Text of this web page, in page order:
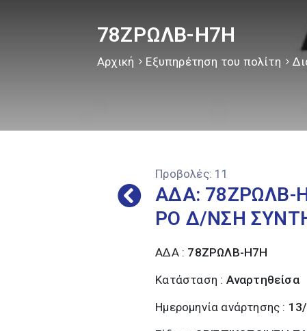
78ΖΡΩΛΒ-Η7Η
Αρχική Εξυπηρέτηση του πολίτη
Προβολές: 11
ΑΔΑ: 78ΖΡΩΛΒ-
ΡΟ Δ/ΝΣΗ
ΑΔΑ : 78ΖΡΩΛΒ-Η7Η
Κατάσταση : Αναρτηθείσα
Ημερομηνία ανάρτησης :